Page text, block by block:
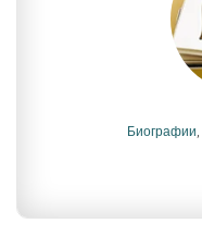
Биографии,